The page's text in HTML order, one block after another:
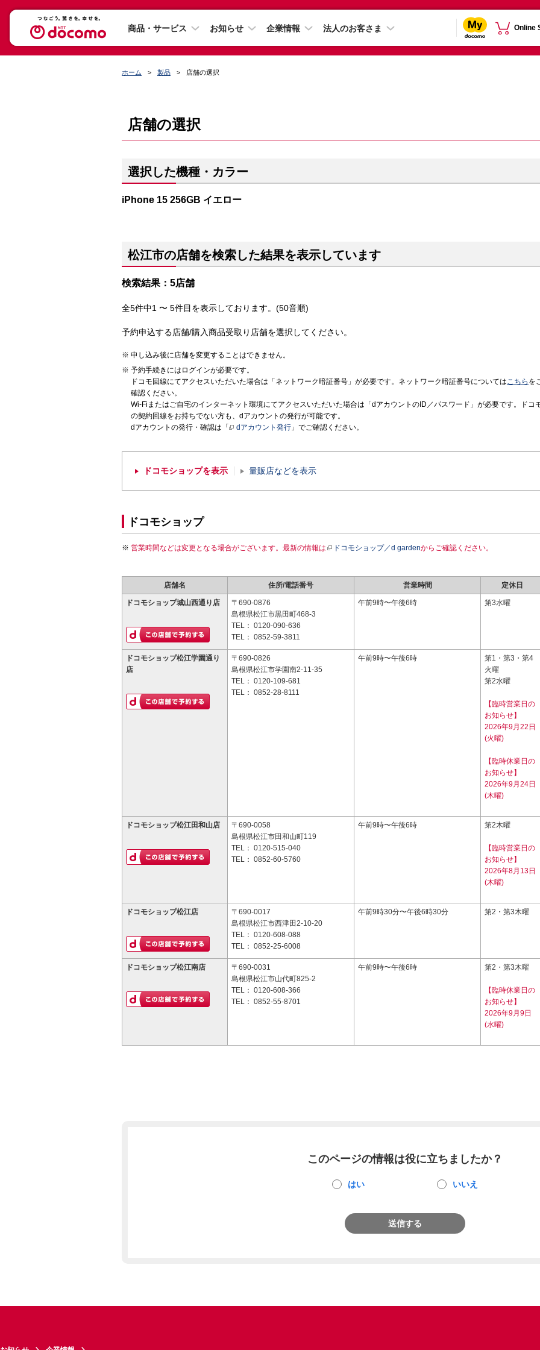
商品・サービス お知らせ 企業情報 法人のお客さま Online
ホーム 製品 店舗の選択
店舗の選択
選択した機種・カラー
iPhone 15 256GB イエロー
松江市の店舗を検索した結果を表示しています
検索結果：5店舗
全5件中1 〜 5件目を表示しております。(50音順)
予約申込する店舗/購入商品受取り店舗を選択してください。
申し込み後に店舗を変更することはできません。
予約手続きにはログインが必要です。
ドコモ回線にてアクセスいただいた場合は「ネットワーク暗証番号」が必要です。ネットワーク暗証番号についてはこちら を
確認ください。
Wi-Fiまたはご自宅のインターネット環境にてアクセスいただいた場合は「dアカウントのID／パスワード」が必要です。ドコ
の契約回線をお持ちでない方も、dアカウントの発行が可能です。
dアカウントの発行・確認は「
dアカウント発行 」でご確認ください。
ドコモショップを表示 量販店などを表示
ドコモショップ
営業時間などは変更となる場合がございます。最新の情報は ドコモショップ／d gardenからご確認ください。
店舗名 住所/電話番号 営業時間 定休日
ドコモショップ城山西通り店
〒690-0876
島根県松江市黒田町468-3
TEL： 0120-090-636
TEL： 0852-59-3811
午前9時〜午後6時 第3水曜
ドコモショップ松江学園通り
店
〒690-0826
島根県松江市学園南2-11-35
TEL： 0120-109-681
TEL： 0852-28-8111
午前9時〜午後6時
第1・第3・第4
火曜
第2水曜
【臨時営業日の
お知らせ】
2026年9月22日
(火曜)
【臨時休業日の
お知らせ】
2026年9月24日
(木曜)
ドコモショップ松江田和山店
〒690-0058
島根県松江市田和山町119
TEL： 0120-515-040
TEL： 0852-60-5760
午前9時〜午後6時 第2木曜
【臨時営業日の
お知らせ】
2026年8月13日
(木曜)
ドコモショップ松江店
〒690-0017
島根県松江市西津田2-10-20
TEL： 0120-608-088
TEL： 0852-25-6008
午前9時30分〜午後6時30分 第2・第3木曜
ドコモショップ松江南店
〒690-0031
島根県松江市山代町825-2
TEL： 0120-608-366
TEL： 0852-55-8701
午前9時〜午後6時 第2・第3木曜
【臨時休業日の
お知らせ】
2026年9月9日
(水曜)
このページの情報は役に立ちましたか？
はい いいえ
送信する